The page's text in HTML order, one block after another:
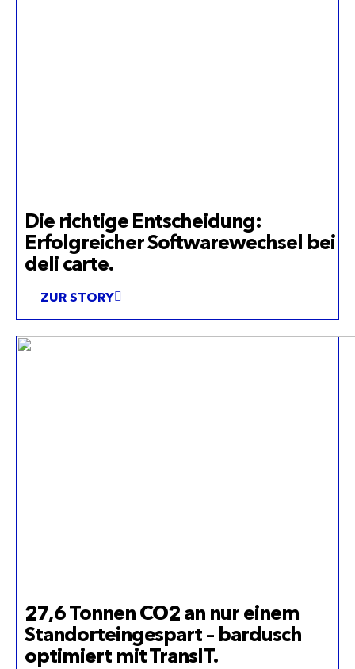
Die richtige Entscheidung:
Erfolgreicher Softwarewechsel bei
deli carte.
ZUR STORY
27,6 Tonnen CO2 an nur einem
Standorteingespart – bardusch
optimiert mit TransIT.